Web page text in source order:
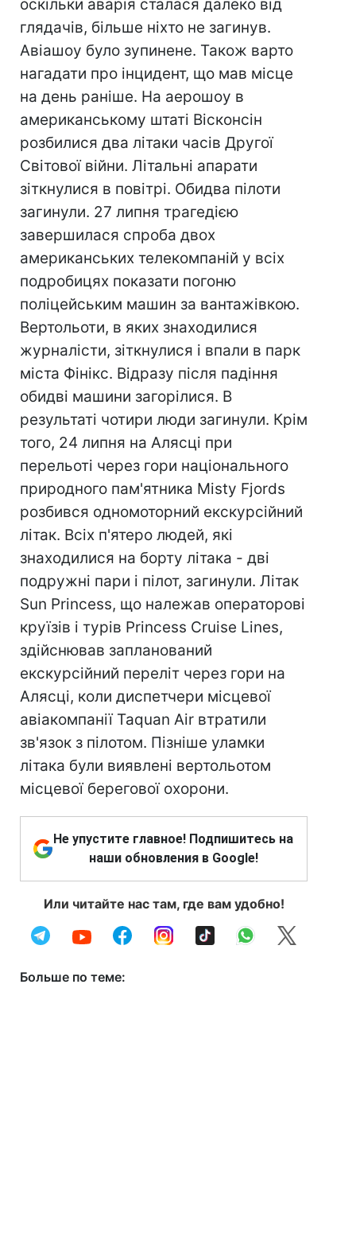
оскільки аварія сталася далеко від
глядачів, більше ніхто не загинув.
Авіашоу було зупинене. Також варто
нагадати про інцидент, що мав місце
на день раніше. На аерошоу в
американському штаті Вісконсін
розбилися два літаки часів Другої
Світової війни. Літальні апарати
зіткнулися в повітрі. Обидва пілоти
загинули. 27 липня трагедією
завершилася спроба двох
американських телекомпаній у всіх
подробицях показати погоню
поліцейським машин за вантажівкою.
Вертольоти, в яких знаходилися
журналісти, зіткнулися і впали в парк
міста Фінікс. Відразу після падіння
обидві машини загорілися. В
результаті чотири люди загинули. Крім
того, 24 липня на Алясці при
перельоті через гори національного
природного пам'ятника Misty Fjords
розбився одномоторний екскурсійний
літак. Всіх п'ятеро людей, які
знаходилися на борту літака - дві
подружні пари і пілот, загинули. Літак
Sun Princess, що належав операторові
круїзів і турів Princess Cruise Lines,
здійснював запланований
екскурсійний переліт через гори на
Алясці, коли диспетчери місцевої
авіакомпанії Taquan Air втратили
зв'язок з пілотом. Пізніше уламки
літака були виявлені вертольотом
місцевої берегової охорони.
Не упустите главное! Подпишитесь на
наши обновления в Google!
Или читайте нас там, где вам удобно!
Больше по теме: